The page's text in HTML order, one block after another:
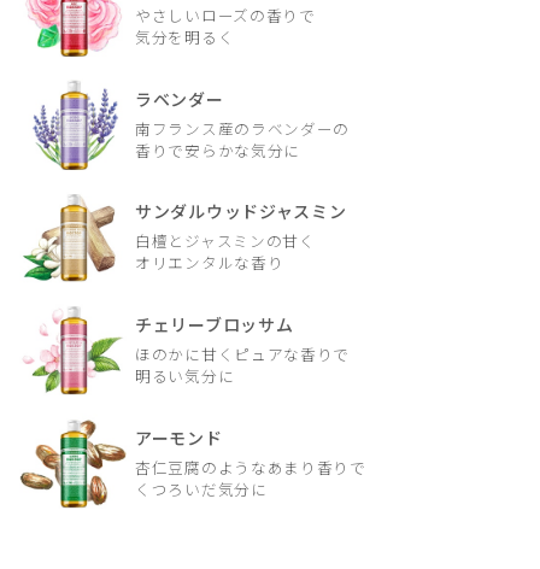
やさしいローズの香りで
気分を明るく
ラベンダー
南フランス産のラベンダーの
香りで安らかな気分に
サンダルウッドジャスミン
白檀とジャスミンの甘く
オリエンタルな香り
チェリーブロッサム
ほのかに甘くピュアな香りで
明るい気分に
アーモンド
杏仁豆腐のようなあまり香りで
くつろいだ気分に